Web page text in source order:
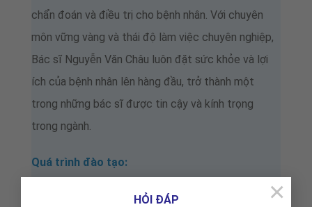
HỎI ĐÁP ×
chẩn đoán và điều trị cho bệnh nhân. Với chuyên
môn vững vàng và thái độ làm việc chuyên nghiệp,
Bác sĩ Nguyễn Văn Châu luôn đặt sức khỏe và lợi
ích của bệnh nhân lên hàng đầu, trở thành một
trong những bác sĩ được tin cậy và kính trọng
trong ngành.
Quá trình đào tạo:
Từ năm 1989 Tốt nghiệp Bác sĩ Y khoa Nội nhi